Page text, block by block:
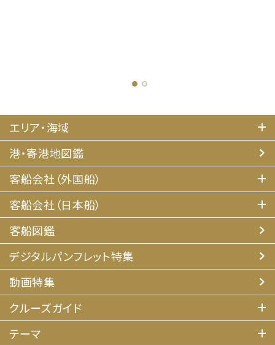
1 2
エリア・海域
港・寄港地図鑑
客船会社（外国船）
客船会社（日本船）
客船図鑑
デジタルパンフレット特集
動画特集
クルーズガイド
テーマ